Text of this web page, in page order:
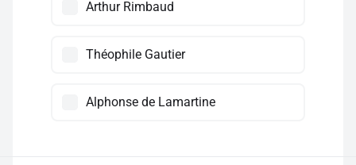
Arthur Rimbaud
Théophile Gautier
Alphonse de Lamartine